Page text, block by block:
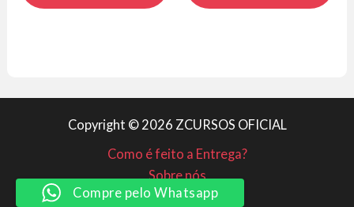
Copyright © 2026 ZCURSOS OFICIAL
Como é feito a Entrega?
Sobre nós
Minha conta
Compre pelo Whatsapp